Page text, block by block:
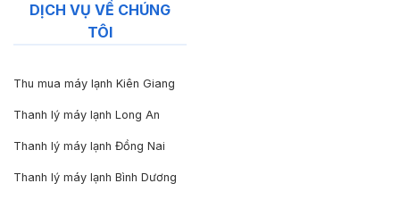
DỊCH VỤ VỀ CHÚNG
TÔI
Thu mua máy lạnh Kiên Giang
Thanh lý máy lạnh Long An
Thanh lý máy lạnh Đồng Nai
Thanh lý máy lạnh Bình Dương